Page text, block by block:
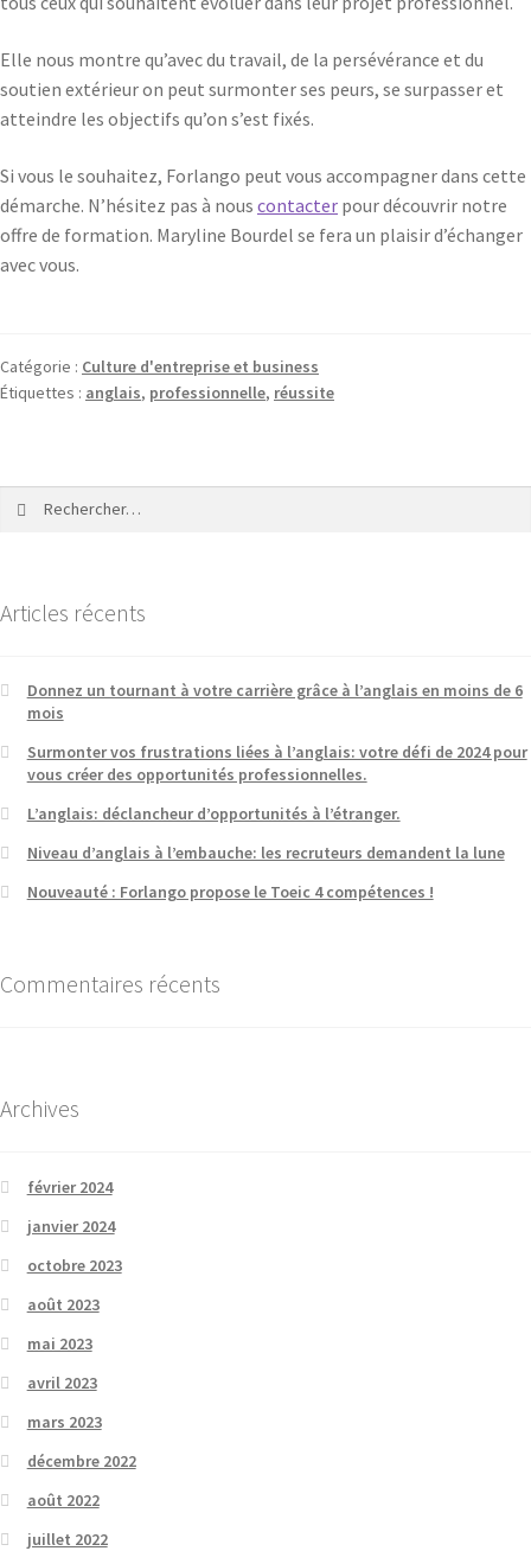
Elle nous montre qu’avec du travail, de la persévérance et du
soutien extérieur on peut surmonter ses peurs, se surpasser et
atteindre les objectifs qu’on s’est fixés.
Si vous le souhaitez, Forlango peut vous accompagner dans cette
démarche. N’hésitez pas à nous contacter pour découvrir notre
offre de formation. Maryline Bourdel se fera un plaisir d’échanger
avec vous.
Catégorie : Culture d'entreprise et business
Étiquettes : anglais, professionnelle, réussite
Rechercher :
Articles récents
Donnez un tournant à votre carrière grâce à l’anglais en moins de 6
mois
Surmonter vos frustrations liées à l’anglais: votre défi de 2024 pour
vous créer des opportunités professionnelles.
L’anglais: déclancheur d’opportunités à l’étranger.
Niveau d’anglais à l’embauche: les recruteurs demandent la lune
Nouveauté : Forlango propose le Toeic 4 compétences !
Commentaires récents
Archives
février 2024
janvier 2024
octobre 2023
août 2023
mai 2023
avril 2023
mars 2023
décembre 2022
août 2022
juillet 2022